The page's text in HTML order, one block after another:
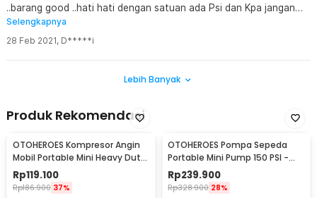
..barang good ..hati hati dengan satuan ada Psi dan Kpa jangan
salah pencet ..apabila sudah batas ambang kekuatan ..mesin masti
sendiri ..mgkin biar ga meleduk bannya
Selengkapnya
28 Feb 2021, D*****i
Lebih Banyak
Produk Rekomendasi
OTOHEROES Kompresor Angin
Mobil Portable Mini Heavy Duty
12V 150 PSI
Rp119.100
Rp186.900 37%
OTOHEROES Pompa Sepeda
Portable Mini Pump 150 PSI -
628-4X4
Rp239.900
Rp328.900 28%